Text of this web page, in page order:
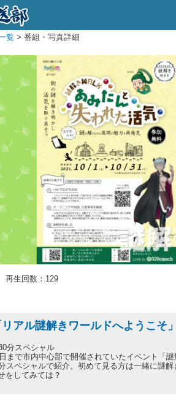
覧 > 番組・写真詳細
生回数：129
アル謎解きワールドへようこそ
分スペシャル
まで市内中心部で開催されていたイベント「
スペシャルで紹介。初めて見る方は一緒に謎
をしてみては？